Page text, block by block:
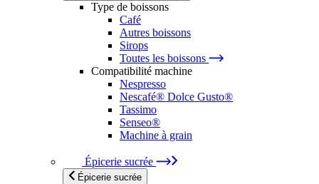
Type de boissons
Café
Autres boissons
Sirops
Toutes les boissons
Compatibilité machine
Nespresso
Nescafé® Dolce Gusto®
Tassimo
Senseo®
Machine à grain
Épicerie sucrée
Épicerie sucrée